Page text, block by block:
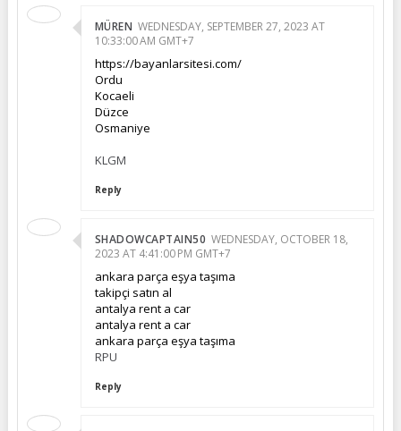
MÜREN WEDNESDAY, SEPTEMBER 27, 2023 AT
10:33:00 AM GMT+7
https://bayanlarsitesi.com/
Ordu
Kocaeli
Düzce
Osmaniye
KLGM
Reply
SHADOWCAPTAIN50 WEDNESDAY, OCTOBER 18,
2023 AT 4:41:00 PM GMT+7
ankara parça eşya taşıma
takipçi satın al
antalya rent a car
antalya rent a car
ankara parça eşya taşıma
RPU
Reply